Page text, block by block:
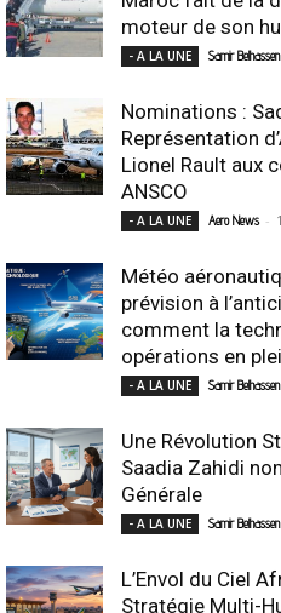
moteur de son
- A LA UNE Samir Belhassen
Nominations :
Représentation
Lionel Rault aux
ANSCO
- A LA UNE Aero News -
Météo
prévision à
comment la
opérations en
- A LA UNE Samir Belhassen
Une Révolution
Saadia Zahidi
Générale
- A LA UNE Samir Belhassen
L’Envol du Ciel
Stratégie Multi-